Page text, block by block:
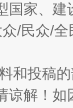
国家、
/民众/
和投稿
谅解！